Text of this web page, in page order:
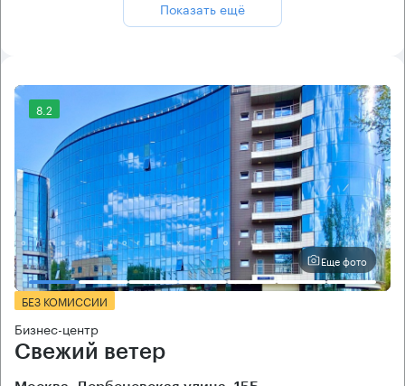
Показать ещё
8.2
Еще фото
БЕЗ КОМИССИИ
Бизнес-центр
Свежий ветер